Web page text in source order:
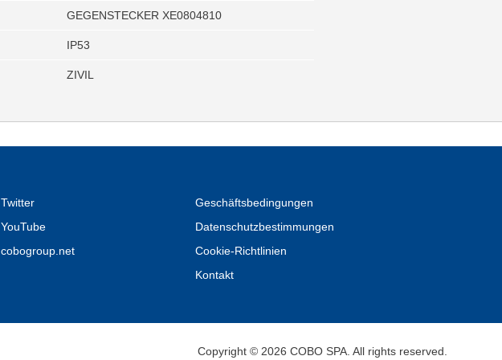
GEGENSTECKER XE0804810
IP53
ZIVIL
Twitter
YouTube
cobogroup.net
Geschäftsbedingungen
Datenschutzbestimmungen
Cookie-Richtlinien
Kontakt
Copyright © 2026 COBO SPA. All rights reserved.